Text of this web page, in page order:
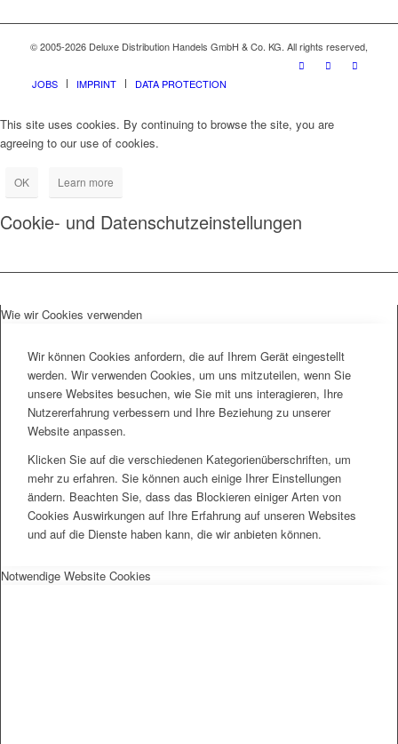
© 2005-2026 Deluxe Distribution Handels GmbH & Co. KG. All rights reserved,
JOBS IMPRINT DATA PROTECTION
This site uses cookies. By continuing to browse the site, you are
agreeing to our use of cookies.
OK Learn more
Cookie- und Datenschutzeinstellungen
Wie wir Cookies verwenden
Wir können Cookies anfordern, die auf Ihrem Gerät eingestellt
werden. Wir verwenden Cookies, um uns mitzuteilen, wenn Sie
unsere Websites besuchen, wie Sie mit uns interagieren, Ihre
Nutzererfahrung verbessern und Ihre Beziehung zu unserer
Website anpassen.
Klicken Sie auf die verschiedenen Kategorienüberschriften, um
mehr zu erfahren. Sie können auch einige Ihrer Einstellungen
ändern. Beachten Sie, dass das Blockieren einiger Arten von
Cookies Auswirkungen auf Ihre Erfahrung auf unseren Websites
und auf die Dienste haben kann, die wir anbieten können.
Notwendige Website Cookies